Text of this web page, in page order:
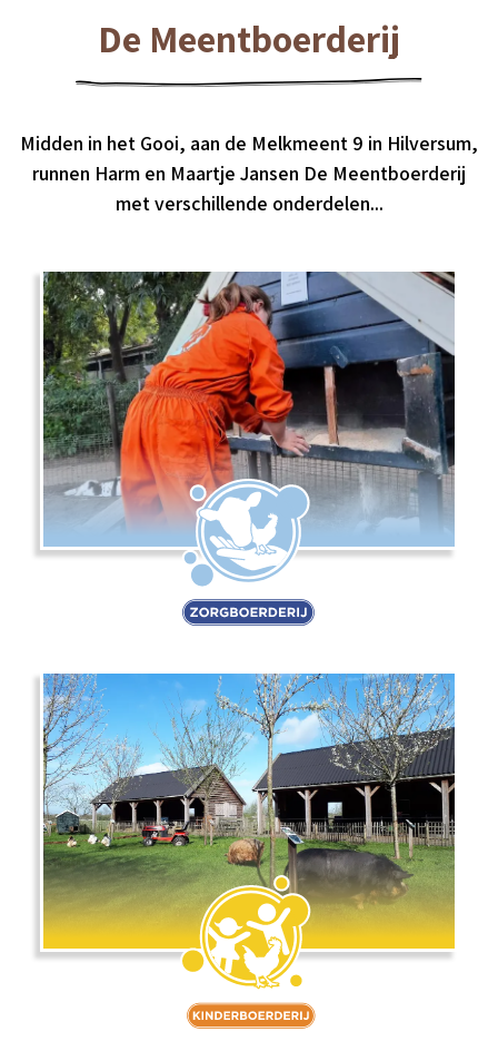
De Meentboerderij
Midden in het Gooi, aan de Melkmeent 9 in Hilversum,
runnen Harm en Maartje Jansen De Meentboerderij
met verschillende onderdelen...